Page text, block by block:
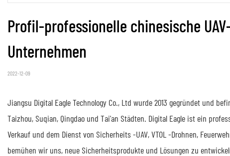
Profil-professionelle chinesische
Unternehmen
2022-12-09
Jiangsu Digital Eagle Technology Co., Ltd wurde 2013 gegründet und
Taizhou, Suqian, Qingdao und Tai'an Städten. Digital Eagle ist ein
Verkauf und dem Dienst von Sicherheits -UAV, VTOL -Drohnen,
bemühen wir uns, neue Sicherheitsprodukte und Lösungen zu